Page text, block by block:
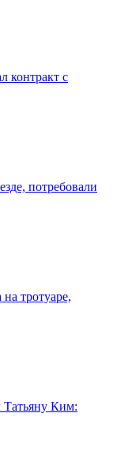
контракт с
потребовали
тротуаре,
Татьяну Ким: